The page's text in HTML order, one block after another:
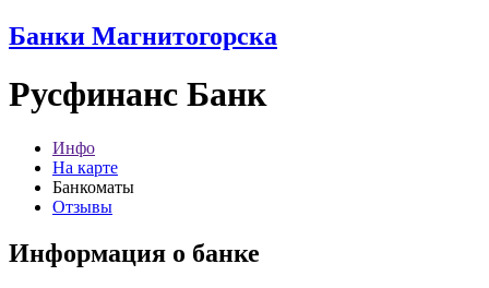
Банки Магнитогорска
Русфинанс Банк
Инфо
На карте
Банкоматы
Отзывы
Информация о банке